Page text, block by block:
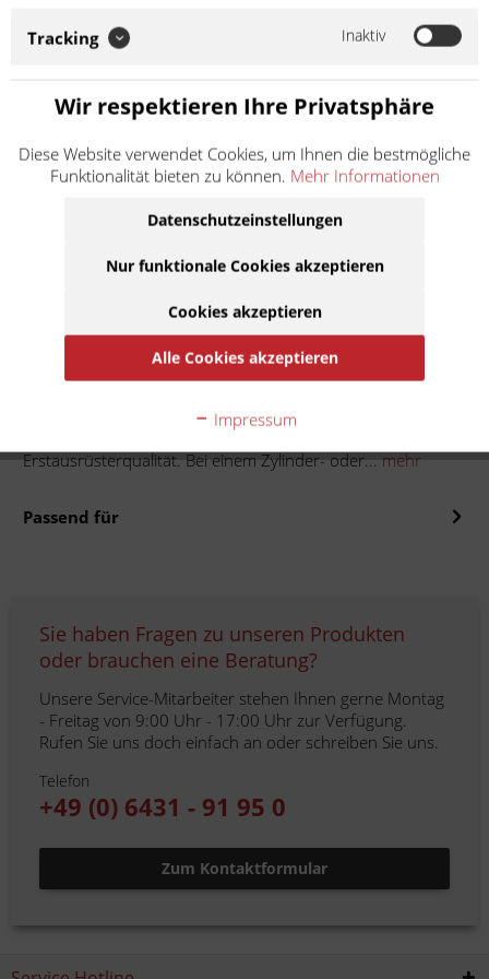
mitgewechselt werden. Soweit nicht anders angegeben: Bei der
angebotenen Ware handelt es...
6,50 € *
Inhalt:1
inkl. MwSt.zzgl. Versandkosten
Lieferzeit ca. 1 Werktag
In denWarenkorb
Auf die Merkliste
Erstausrüsterqualität. Bei einem Zylinder- oder... mehr
Passend für
Sie haben Fragen zu unseren Produkten
oder brauchen eine Beratung?
Unsere Service-Mitarbeiter stehen Ihnen gerne Montag
- Freitag von 9:00 Uhr - 17:00 Uhr zur Verfügung.
Rufen Sie uns doch einfach an oder schreiben Sie uns.
Telefon
+49 (0) 6431 - 91 95 0
Zum Kontaktformular
Tracking Inaktiv
Wir respektieren Ihre Privatsphäre
Diese Website verwendet Cookies, um Ihnen die bestmögliche
Funktionalität bieten zu können. Mehr Informationen
Datenschutzeinstellungen
Nur funktionale Cookies akzeptieren
Cookies akzeptieren
Alle Cookies akzeptieren
Impressum